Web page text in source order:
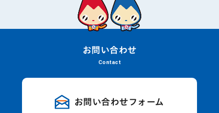
お問い合わせ
Contact
お問い合わせフォーム